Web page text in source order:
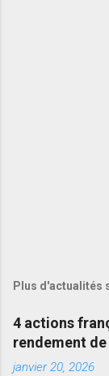
Plus d'actualités
4 actions
rendement
janvier 20, 2026